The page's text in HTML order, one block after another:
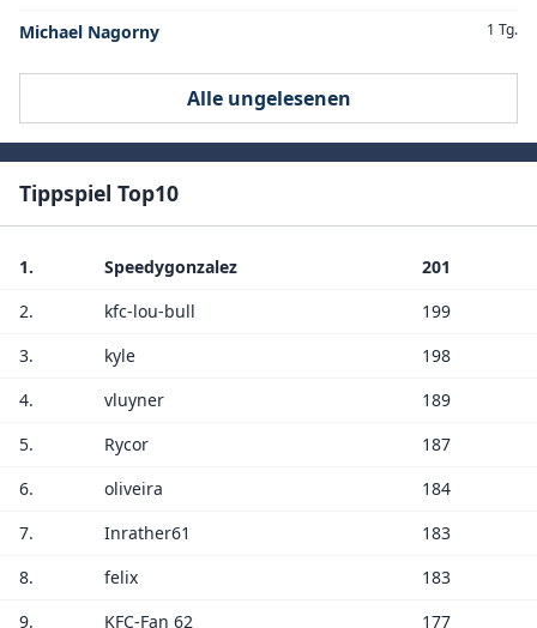
Michael Nagorny 1 Tg.
Alle ungelesenen
Tippspiel Top10
1. Speedygonzalez
201
2.
kfc-lou-bull
199
3.
kyle
198
4.
vluyner
189
5.
Rycor
187
6.
oliveira
184
7.
Inrather61
183
8.
felix
183
9.
KFC-Fan 62 177